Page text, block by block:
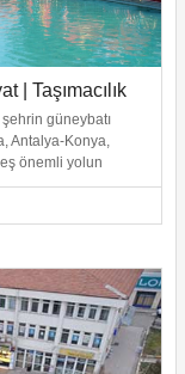
| Taşımacılık
güneybatı
Antalya-Konya,
önemli yolun